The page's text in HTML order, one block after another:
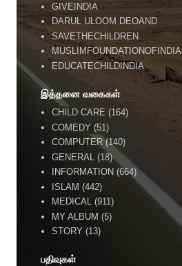
GIVEINDIA
DARUL ULOOM DEOAND
SAVETHECHILDREN
MUSLIMFOUNDATIONOFINDIA
EDUCATECHILDINDIA
இத்தனை வகைகள்
CHILD CARE (164)
COMEDY (51)
COMPUTER (140)
GENERAL (18)
INFORMATION (664)
ISLAM (442)
MEDICAL (911)
MY ALBUM (5)
STORY (13)
பதிவுகள்